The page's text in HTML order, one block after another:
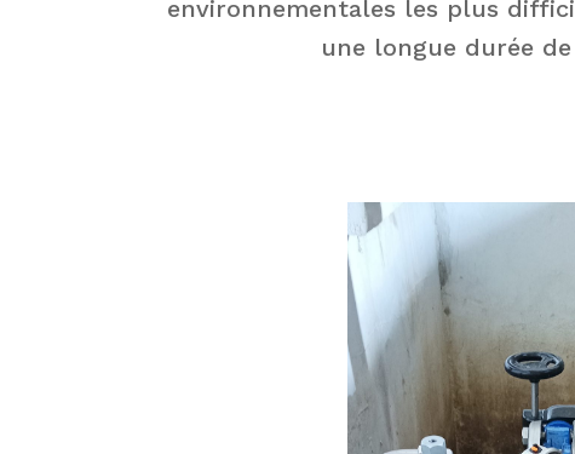
environnementales les plus
une longue durée de